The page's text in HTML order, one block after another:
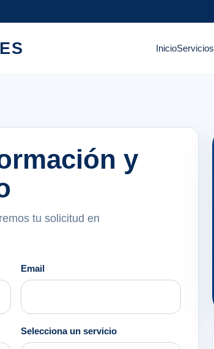
InicioServicios
y
tu solicitud en
Email
Selecciona un servicio